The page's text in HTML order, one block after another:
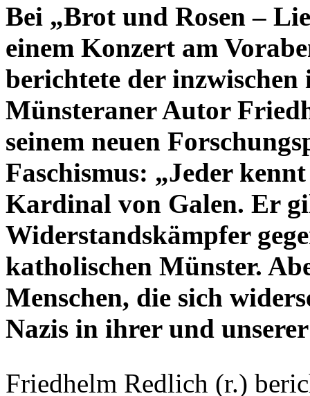
Bei „Brot und Rosen –
einem Konzert am
berichtete der
Münsteraner Autor
seinem neuen
Faschismus: „Jeder
Kardinal von Galen. Er
Widerstandskämpfer
katholischen Münster.
Menschen, die sich
Nazis in ihrer und
Friedhelm Redlich (r.)